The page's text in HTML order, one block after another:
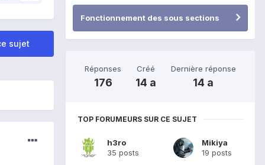
sujet
Fonctionnement des sous sections
Réponses
176
Créé
14 a
Dernière réponse
14 a
TOP FORUMEURS SUR CE SUJET
h3ro
35 posts
Mikiya
19 posts